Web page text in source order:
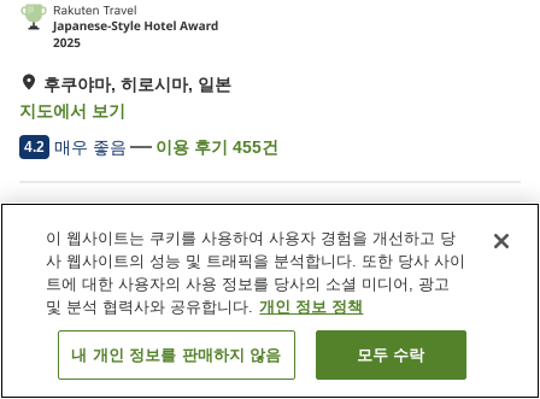
후쿠야마, 히로시마, 일본
지도에서 보기
4.2 매우 좋음 이용 후기 455건
주차장
스파 / 미용실
레스토랑
카페
일본 히로시마
후쿠야마
도모노 우라 온천 게이쇼칸 사자나미테
객실 보기
이 웹사이트는 쿠키를 사용하여 사용자 경험을 개선하고 당
사 웹사이트의 성능 및 트래픽을 분석합니다. 또한 당사 사이
트에 대한 사용자의 사용 정보를 당사의 소셜 미디어, 광고
및 분석 협력사와 공유합니다. 개인 정보 정책
내 개인 정보를 판매하지 않음 모두 수락